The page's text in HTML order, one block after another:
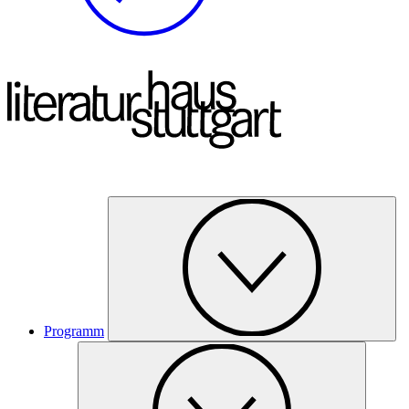
Programm